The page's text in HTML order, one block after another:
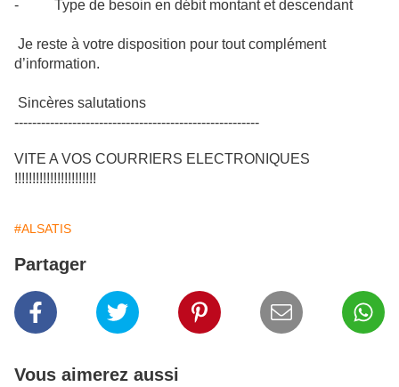
- Type de besoin en débit montant et descendant
Je reste à votre disposition pour tout complément
d’information.
Sincères salutations
-------------------------------------------------------
VITE A VOS COURRIERS ELECTRONIQUES
!!!!!!!!!!!!!!!!!!!!!!!
#ALSATIS
Partager
Vous aimerez aussi